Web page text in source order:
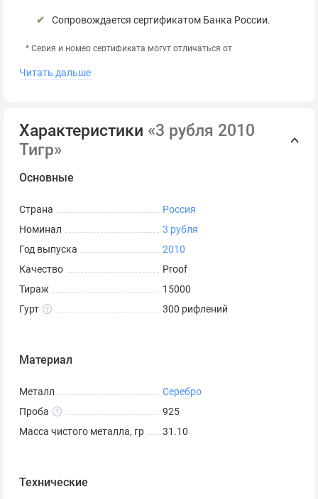
Сопровождается сертификатом Банка России.
* Серия и номер сертификата могут отличаться от
Читать дальше
Характеристики «3 рубля 2010
Тигр»
Основные
Страна
Россия
Номинал
3 рубля
Год выпуска
2010
Качество
Proof
Тираж
15000
Гурт
300 рифлений
Материал
Металл
Серебро
Проба
925
Масса чистого металла, гр
31.10
Технические